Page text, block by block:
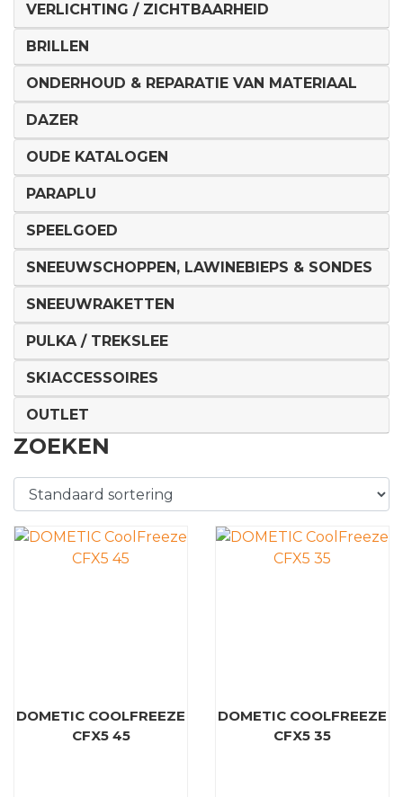
VERLICHTING / ZICHTBAARHEID
BRILLEN
ONDERHOUD & REPARATIE VAN MATERIAAL
DAZER
OUDE KATALOGEN
PARAPLU
SPEELGOED
SNEEUWSCHOPPEN, LAWINEBIEPS & SONDES
SNEEUWRAKETTEN
PULKA / TREKSLEE
SKIACCESSOIRES
OUTLET
ZOEKEN
DOMETIC COOLFREEZE
CFX5 45
DOMETIC COOLFREEZE
CFX5 35